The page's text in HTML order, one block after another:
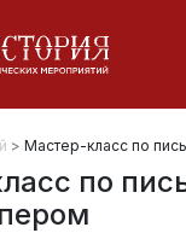
> Мастер-класс по
по